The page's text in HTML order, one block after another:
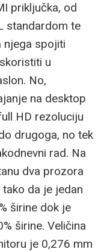
priključka, od
standardom te
njega spojiti
u
No,
na desktop
HD rezoluciju
drugoga, no tek
rad. Na
dva prozora
da je jedan
širine dok je
širine. Veličina
je 0,276 mm